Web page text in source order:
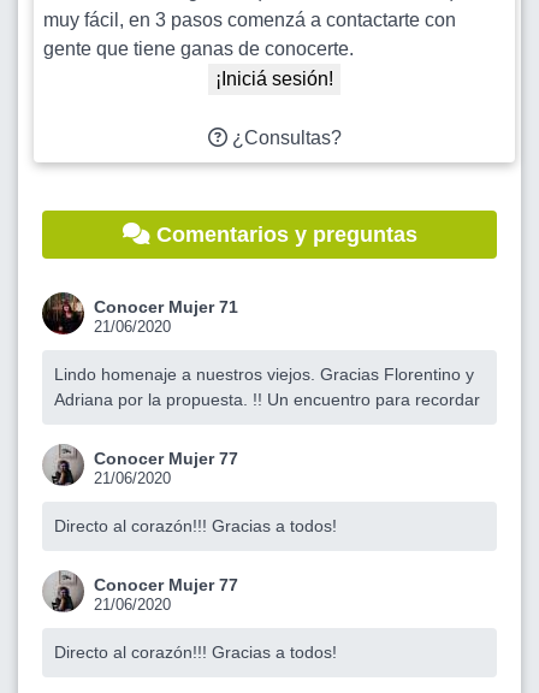
muy fácil, en 3 pasos comenzá a contactarte con
gente que tiene ganas de conocerte.
¡Iniciá sesión!
¿Consultas?
Comentarios y preguntas
Conocer Mujer 71
21/06/2020
Lindo homenaje a nuestros viejos. Gracias Florentino y
Adriana por la propuesta. !! Un encuentro para recordar
Conocer Mujer 77
21/06/2020
Directo al corazón!!! Gracias a todos!
Conocer Mujer 77
21/06/2020
Directo al corazón!!! Gracias a todos!